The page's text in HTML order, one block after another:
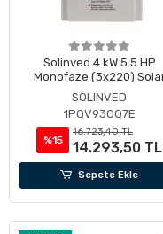
Solinved 4 kW 5.5 HP
Monofaze (3x220)
Pompa Sürücü
SOLINVED
1PQV93OQ7E
%15
16.723,40 TL
14.293,50 TL
Sepete Ekle